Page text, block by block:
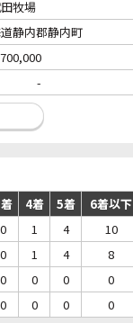
牧場
静内郡静内町
-
4着 5着 6着以下
0 1 4 10
0 1 4 8
0 0 0 0
0 0 0 0